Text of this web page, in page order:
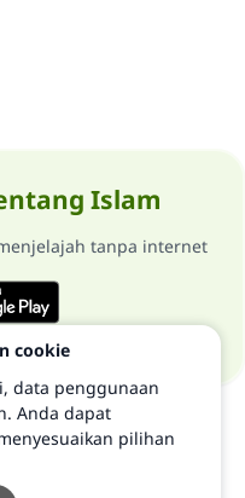
Islam
tanpa internet
cookie
data penggunaan
Anda dapat
pilihan